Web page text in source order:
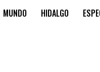
MUNDO HIDALGO